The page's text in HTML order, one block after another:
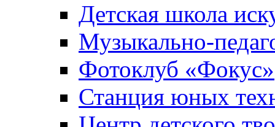
Детская школа
Музыкально-
Фотоклуб «Фокус»
Станция юных